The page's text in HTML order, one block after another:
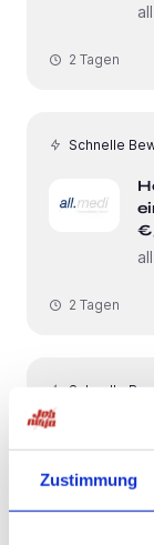
Zustimmung
2 Tagen
Schnelle
2 Tagen
Schnelle